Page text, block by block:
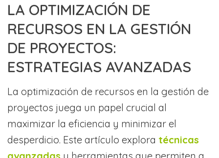
LA OPTIMIZACIÓN DE
RECURSOS EN LA GESTIÓN
DE PROYECTOS:
ESTRATEGIAS AVANZADAS
La optimización de recursos en la gestión de
proyectos juega un papel crucial al
maximizar la eficiencia y minimizar el
desperdicio. Este artículo explora técnicas